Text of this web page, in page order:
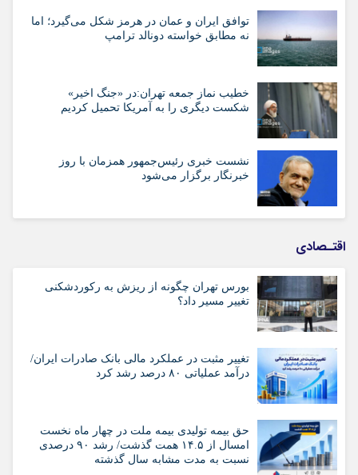
توافق ایران و عمان در هرمز شکل می‌گیرد؛ اما
نه مطابق خواسته دونالد ترامپ
خطیب نماز جمعه تهران:در «جنگ اخیر»
شکست دیگری را به آمریکا تحمیل کردیم
نشست خبری رئیس‌جمهور همزمان با روز
خبرنگار برگزار می‌شود
اقتـصادی
بورس تهران چگونه از ریزش به رکوردشکنی
تغییر مسیر داد؟
تغییر مثبت در عملکرد مالی بانک صادرات ایران/
درآمد عملیاتی ۸۰ درصد رشد کرد
حق بیمه تولیدی بیمه ملت در چهار ماه نخست
امسال از ۱۴.۵ همت گذشت/ رشد ۹۰ درصدی
نسبت به مدت مشابه سال گذشته